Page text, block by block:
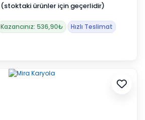
(stoktaki ürünler için geçerlidir)
Kazancınız: 536,90₺ Hızlı Teslimat